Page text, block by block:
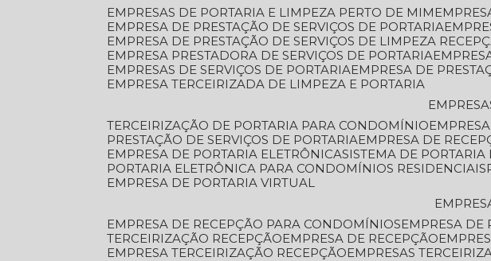
EMPRESAS DE PORTARIA E LIMPEZA PERTO DE MIM
EMPRESA DE PRESTAÇÃO DE SERVIÇOS DE PORTARIA
EMPRESA DE PRESTAÇÃO DE SERVIÇOS DE LIMPEZA
EMPRESA PRESTADORA DE SERVIÇOS DE PORTARIA
EMPRESAS DE SERVIÇOS DE PORTARIA
EMPRESA DE
EMPRESA TERCEIRIZADA DE LIMPEZA E PORTARIA
TERCEIRIZAÇÃO DE PORTARIA PARA CONDOMÍNIO
PRESTAÇÃO DE SERVIÇOS DE PORTARIA
EMPRESA DE
EMPRESA DE PORTARIA ELETRÔNICA SISTEMA DE
PORTARIA ELETRÔNICA PARA CONDOMÍNIOS RESIDENCIAIS
EMPRESA DE PORTARIA VIRTUAL
EMPRESA DE RECEPÇÃO PARA CONDOMÍNIOS
EMPRESA
TERCEIRIZAÇÃO RECEPÇÃO
EMPRESA DE RECEPÇÃO
EMPRESA TERCEIRIZAÇÃO RECEPÇÃO
EMPRESAS